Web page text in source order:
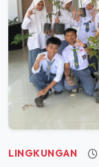
LINGKUNGAN